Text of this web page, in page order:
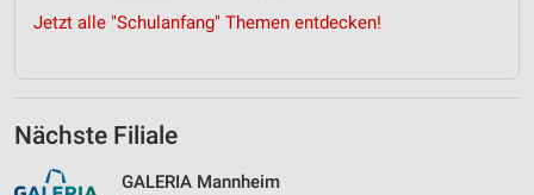
Jetzt alle "Schulanfang" Themen entdecken!
Nächste Filiale
GALERIA Mannheim